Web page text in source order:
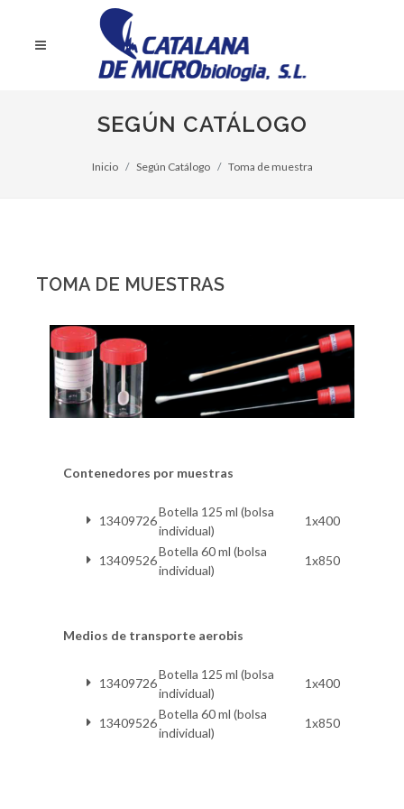
SEGÚN CATÁLOGO
Inicio Según Catálogo Toma de muestra
TOMA DE MUESTRAS
Contenedores por muestras
13409726
Botella 125 ml (bolsa
individual)
1x400
13409526
Botella 60 ml (bolsa
individual)
1x850
Medios de transporte aerobis
13409726
Botella 125 ml (bolsa
individual)
1x400
13409526
Botella 60 ml (bolsa
individual)
1x850